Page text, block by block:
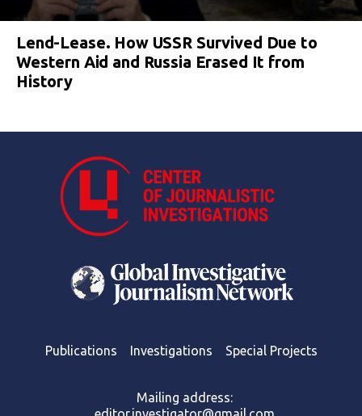
Lend-Lease. How USSR Survived Due to
Western Aid and Russia Erased It from
History
Publications Investigations Special Projects
Mailing address: